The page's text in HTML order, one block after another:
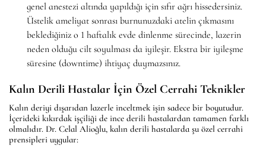
genel anestezi altında yapıldığı için sıfır ağrı hissedersiniz.
Üstelik ameliyat sonrası burnunuzdaki atelin çıkmasını
beklediğiniz o 1 haftalık evde dinlenme sürecinde, lazerin
neden olduğu cilt soyulması da iyileşir. Ekstra bir iyileşme
süresine (downtime) ihtiyaç duymazsınız.
Kalın Derili Hastalar İçin Özel Cerrahi Teknikler
Kalın deriyi dışarıdan lazerle inceltmek işin sadece bir boyutudur.
İçerideki kıkırdak işçiliği de ince derili hastalardan tamamen farklı
olmalıdır. Dr. Celal Alioğlu, kalın derili hastalarda şu özel cerrahi
prensipleri uygular: